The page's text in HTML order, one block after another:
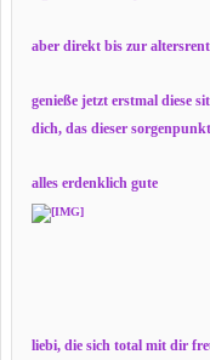
aber direkt bis zur
genieße jetzt erstmal diese
dich, das dieser
alles erdenklich gute
liebi, die sich total mit dir